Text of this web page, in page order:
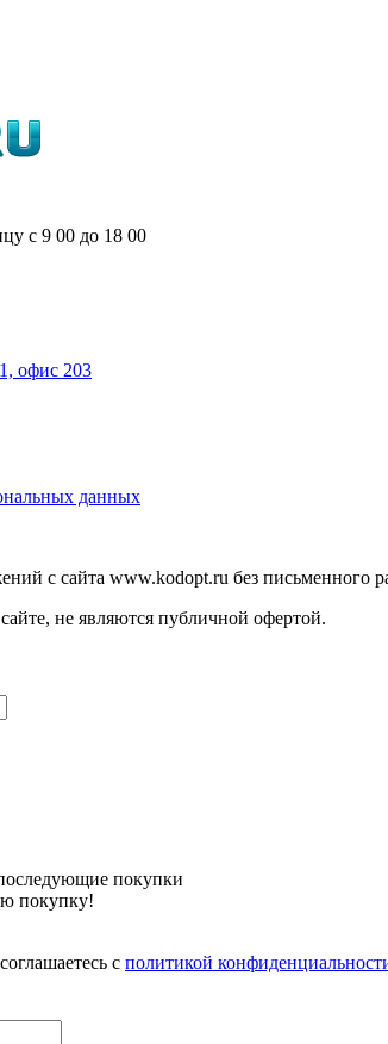
с 9 00 до 18 00
офис 203
данных
с сайта www.kodopt.ru без
не являются публичной офертой.
покупки
покупку!
с политикой